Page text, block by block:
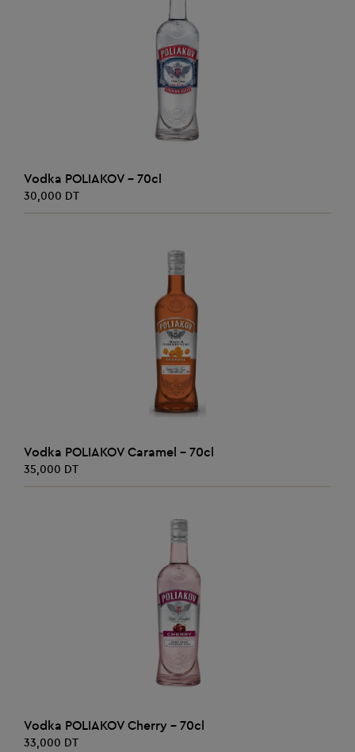
AJOUTER AU PANIER
Vodka POLIAKOV - 70cl
30,000 DT
AJOUTER AU PANIER
Vodka POLIAKOV Caramel - 70cl
35,000 DT
AJOUTER AU PANIER
Vodka POLIAKOV Cherry - 70cl
33,000 DT